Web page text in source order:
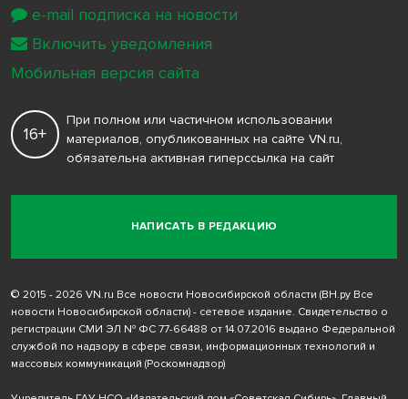
НАПИСАТЬ В РЕДАКЦИЮ
16+
При полном или частичном использовании
материалов, опубликованных на сайте VN.ru,
обязательна активная гиперссылка на сайт
© 2015 - 2026 VN.ru Все новости Новосибирской области (ВН.ру Все
новости Новосибирской области) - сетевое издание. Свидетельство о
регистрации СМИ ЭЛ № ФС 77-66488 от 14.07.2016 выдано Федеральной
службой по надзору в сфере связи, информационных технологий и
массовых коммуникаций (Роскомнадзор)
e-mail подписка на новости
Включить уведомления
Мобильная версия сайта